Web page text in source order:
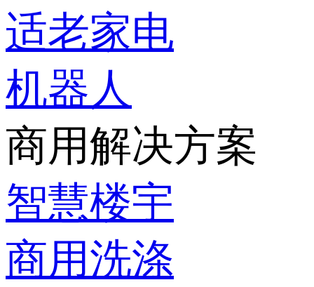
适老家电
机器人
商用解决方案
智慧楼宇
商用洗涤